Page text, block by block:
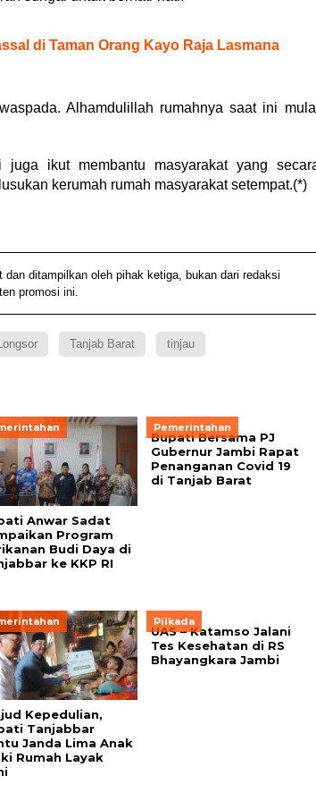
di Taman Orang Kayo Raja Lasmana
Alhamdulillah rumahnya saat ini
ikut membantu masyarakat yang
kerumah rumah masyarakat setempat.(*)
ditampilkan oleh pihak ketiga, bukan dari redaksi
promosi ini.
Tanjab Barat tinjau
Anwar Sadat
Program
Budi Daya di
ke KKP RI
Pemerintahan
Bupati Bersama PJ
Gubernur Jambi Rapat
Penanganan Covid 19
di Tanjab Barat
Kepedulian,
Tanjabbar
Janda Lima Anak
Rumah Layak
Pilkada
UAS – Katamso Jalani
Tes Kesehatan di RS
Bhayangkara Jambi